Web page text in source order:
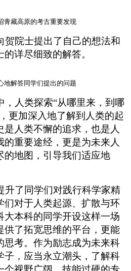
青藏高原的考古重要发现
院士提出了自己的想法和
详尽细致的解答。
地解答同学们提出的问题
人类探索“从哪里来，到哪
更加深入地了解到人类的起
人类不懈的追求，也是人
重要途经，更是为未来人
的地图，引导我们适应地
了同学们对践行科学家精
们对于人类起源、扩散与环
大本科的同学开设这样一场
供了拓宽思维的平台，更能
思考。作为励志成为未来科
子，应当永立潮头，了解科